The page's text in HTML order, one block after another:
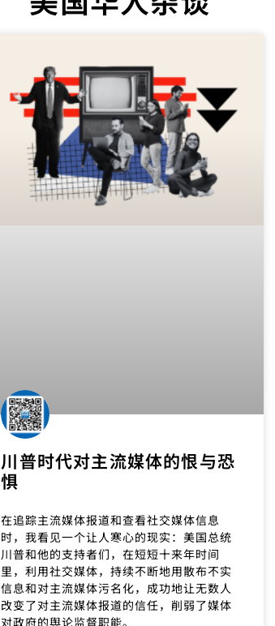
川普时代对主流媒体的恨与恐
惧
在追踪主流媒体报道和查看社交媒体信息
时，我看见一个让人寒心的现实：美国总统
川普和他的支持者们，在短短十来年时间
里，利用社交媒体，持续不断地用散布不实
信息和对主流媒体污名化，成功地让无数人
改变了对主流媒体报道的信任，削弱了媒体
对政府的舆论监督职能。